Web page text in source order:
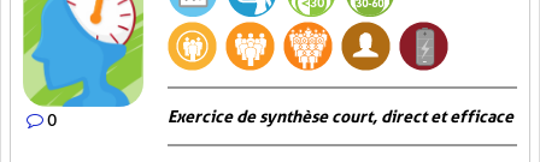
0 Exercice de synthèse court, direct et efficace